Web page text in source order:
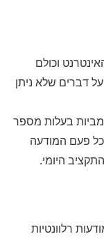
וכולם
דברים שלא ניתן
בעלות מספר
פעם המודעה
היומי.
רלוונטיות